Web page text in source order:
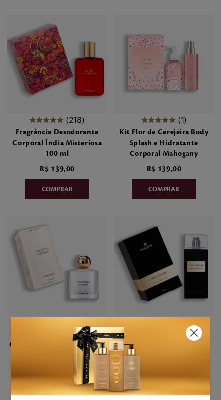
218
Fragrância Desodorante
Corporal Índia Misteriosa
100 ml
R$ 139,00
1
Kit Flor de Cerejeira Body
Splash e Hidratante
Corporal Mahogany
R$ 139,00
Fragrância Desodorante
Corporal Orquídea Sublime
100ml Mahogany
Eau de Toilette Pera e